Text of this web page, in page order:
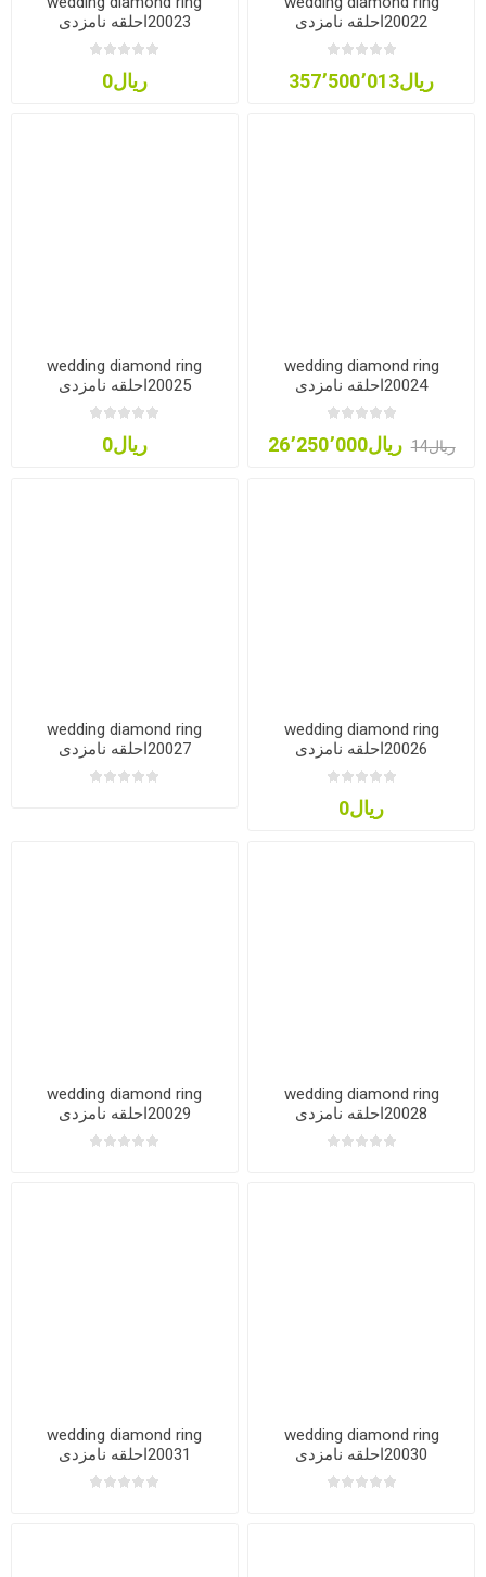
20022احلقه نامزدی
ریال357٬500٬013
20023احلقه نامزدی
ریال0
wedding diamond ring
20024احلقه نامزدی
ریال14 ریال26٬250٬000
wedding diamond ring
20025احلقه نامزدی
ریال0
wedding diamond ring
20026احلقه نامزدی
ریال0
wedding diamond ring
20027احلقه نامزدی
wedding diamond ring
20028احلقه نامزدی
wedding diamond ring
20029احلقه نامزدی
wedding diamond ring
20030احلقه نامزدی
wedding diamond ring
20031احلقه نامزدی